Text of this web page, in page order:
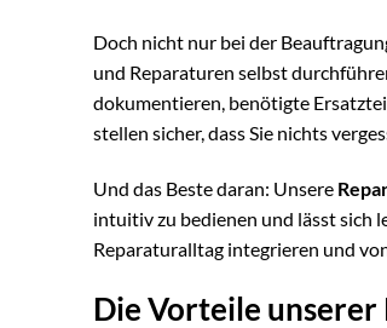
Doch nicht nur bei der
und Reparaturen selbst
dokumentieren, benötigte
stellen sicher, dass Sie nichts
Und das Beste daran: Unsere
intuitiv zu bedienen und lässt sich
Reparaturalltag integrieren und
Die Vorteile